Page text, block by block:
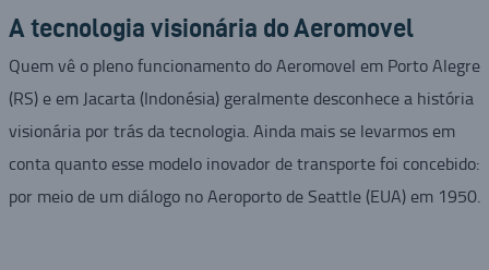
A tecnologia visionária do Aeromovel
Quem vê o pleno funcionamento do Aeromovel em Porto Alegre
(RS) e em Jacarta (Indonésia) geralmente desconhece a história
visionária por trás da tecnologia. Ainda mais se levarmos em
conta quanto esse modelo inovador de transporte foi concebido:
por meio de um diálogo no Aeroporto de Seattle (EUA) em 1950.